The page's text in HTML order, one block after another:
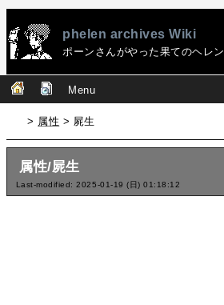
phelen archives Wiki
ポーンさんがやった果てのヘレン
Menu
> 属性 > 屍生
属性/屍生
Last-modified: 2025-01-19 (日) 01:18:12